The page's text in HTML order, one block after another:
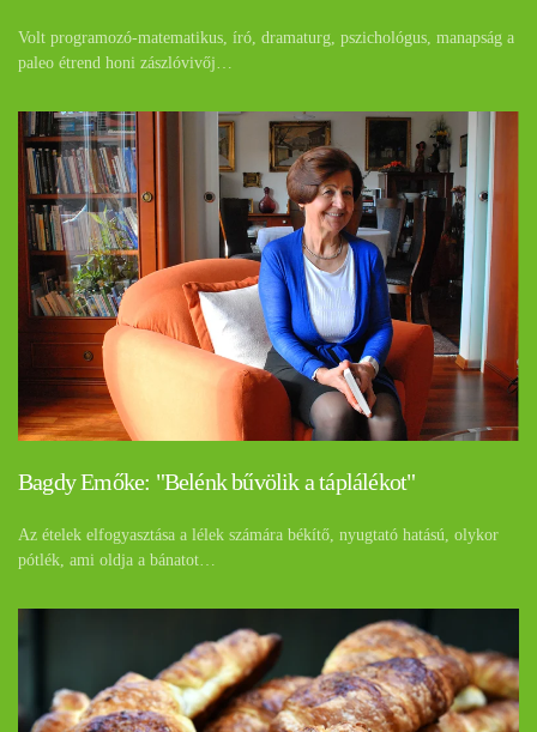
Volt programozó-matematikus, író, dramaturg, pszichológus, manapság a
paleo étrend honi zászlóvivőj…
Bagdy Emőke: "Belénk bűvölik a táplálékot"
Az ételek elfogyasztása a lélek számára békítő, nyugtató hatású, olykor
pótlék, ami oldja a bánatot…